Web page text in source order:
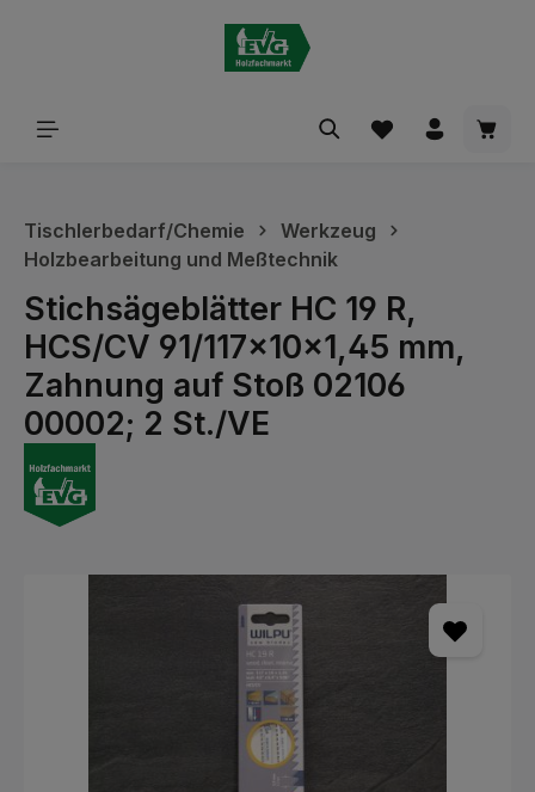
Tischlerbedarf/Chemie
Werkzeug
Holzbearbeitung und Meßtechnik
Stichsägeblätter HC 19 R,
HCS/CV 91/117x10x1,45 mm,
Zahnung auf Stoß 02106
00002; 2 St./VE